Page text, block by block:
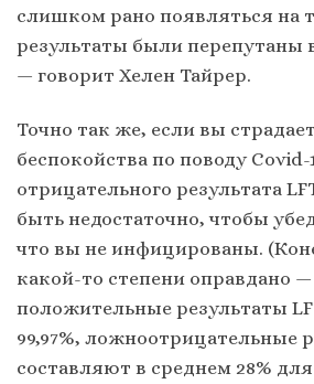
слишком рано появляться на
результаты были перепутаны
— говорит Хелен Тайрер.
Точно так же, если вы
беспокойства по поводу Covid-
отрицательного результата
быть недостаточно, чтобы
что вы не инфицированы.
какой-то степени оправдано —
положительные результаты
99,97%, ложноотрицательные
составляют в среднем 28%